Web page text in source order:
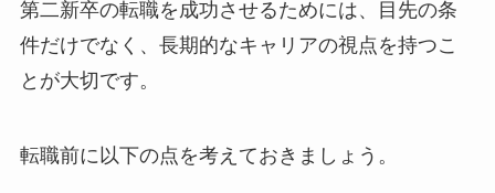
第二新卒の転職を成功させるためには、目先の条
件だけでなく、長期的なキャリアの視点を持つこ
とが大切です。
転職前に以下の点を考えておきましょう。